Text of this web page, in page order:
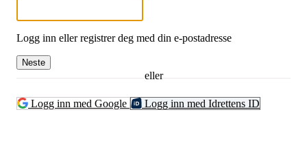
Logg inn eller registrer deg med din e-postadresse
Neste
eller
Logg inn med Google Logg inn med Idrettens ID